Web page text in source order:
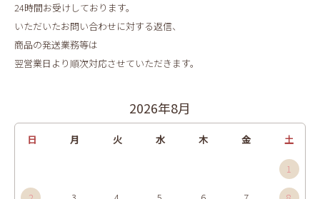
24時間お受けしております。
いただいたお問い合わせに対する返信、
商品の発送業務等は
翌営業日より順次対応させていただきます。
2026年8月
日 月 火 水 木 金 土
1